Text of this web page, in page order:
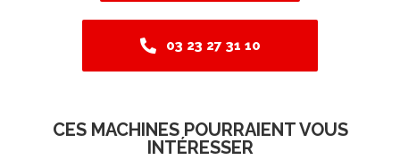
03 23 27 31 10
CES MACHINES POURRAIENT VOUS
INTÉRESSER